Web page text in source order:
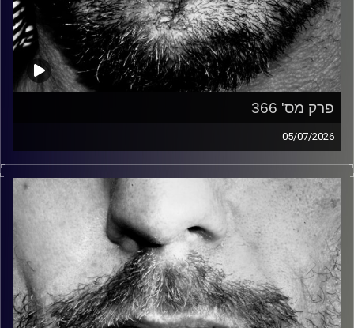
פרק מס' 366
05/07/2026
זיפים, מוזיקה מחוספסת של הופעות חיות. הרבה ג'אם, רוק,
בלוז, bluegrass, ג'אז, Fאנק, פרוגרסיב ואפילו אלקטרוניקה.
כל מה שחי, אמיתי ונושם.
עם שמוליק רגב.
קרדיט תמונות: David Goehring